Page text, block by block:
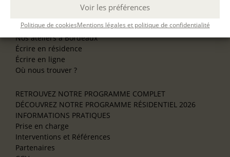
Voir les préférences
Politique de cookiesMentions légales et politique de confidentialité
Nos ateliers à Lyon
Nos ateliers à Bordeaux
Écrire en résidence
Écrire en ligne
Où nous trouver ?
RETROUVEZ NOTRE PROGRAMME COMPLET
DÉCOUVREZ NOTRE PROGRAMME RÉSIDENTIEL 2026
INFORMATIONS PRATIQUES
Prise en charge
Interventions et Références
Partenaires